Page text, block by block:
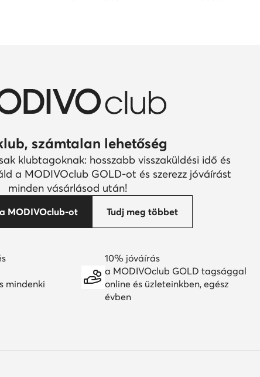
számtalan lehetőség
klubtagoknak: hosszabb visszaküldési idő és
a MODIVOclub GOLD-ot és szerezz jóváírást
minden vásárlásod után!
MODIVOclub-ot Tudj meg többet
mindenki
10% jóváírás
a MODIVOclub GOLD tagsággal
online és üzleteinkben, egész
évben